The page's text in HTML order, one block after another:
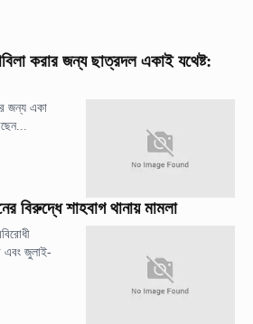
করার জন্য ছাত্রদল একাই যথেষ্ট:
জন্য একা
বিরুদ্ধে শাহবাগ থানায় মামলা
এবং জুলাই-